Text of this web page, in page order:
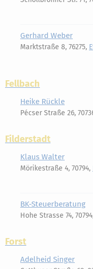
Gerhard Weber
Marktstraße 8, 76275,
Fellbach
Heike Rückle
Pécser Straße 26,
Filderstadt
Klaus Walter
Mörikestraße 4, 70794,
BK-Steuerberatung
Hohe Strasse 74,
Forst
Adelheid Singer